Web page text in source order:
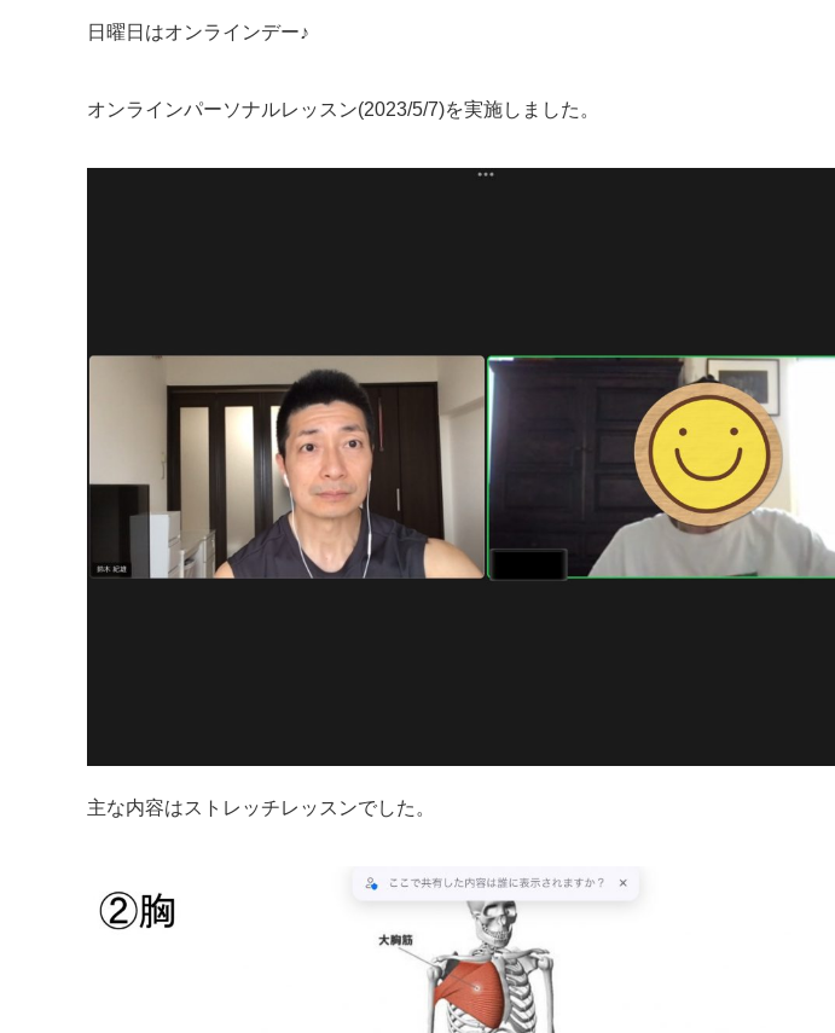
日曜日はオンラインデー♪
オンラインパーソナルレッスン(2023/5/7)を実施しました。
主な内容はストレッチレッスンでした。